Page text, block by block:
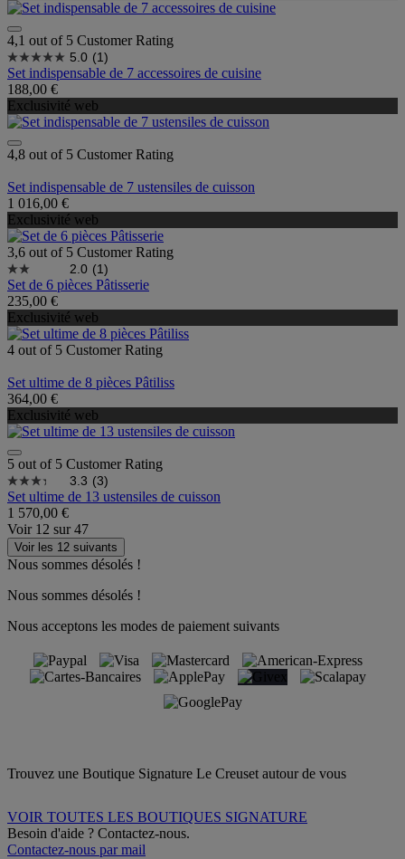
4,1 out of 5 Customer Rating
5.0 (1)
Set indispensable de 7 accessoires de cuisine
188,00 €
Exclusivité web
4,8 out of 5 Customer Rating
Set indispensable de 7 ustensiles de cuisson
1 016,00 €
Exclusivité web
3,6 out of 5 Customer Rating
2.0 (1)
Set de 6 pièces Pâtisserie
235,00 €
Exclusivité web
4 out of 5 Customer Rating
Set ultime de 8 pièces Pâtiliss
364,00 €
Exclusivité web
5 out of 5 Customer Rating
3.3 (3)
Set ultime de 13 ustensiles de cuisson
1 570,00 €
Voir 12 sur47
Voir les 12 suivants
Nous sommes désolés !
Nous sommes désolés !
Nous acceptons les modes de paiement suivants
Trouvez une Boutique Signature Le Creuset autour de vous
VOIR TOUTES LES BOUTIQUES SIGNATURE
Besoin d'aide ? Contactez-nous.
Contactez-nous par mail